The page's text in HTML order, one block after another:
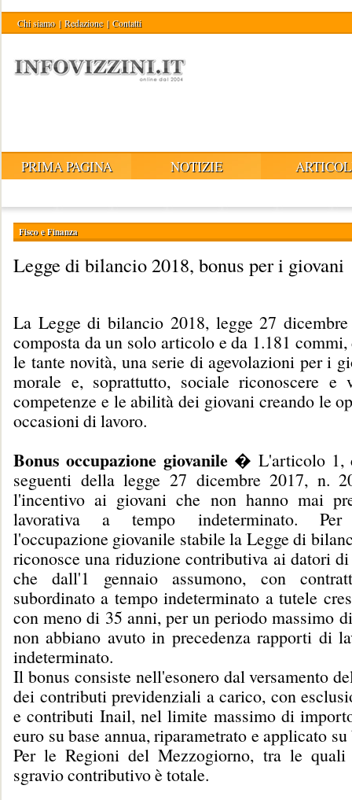
Chi siamo | Redazione | Contatti
PRIMA PAGINA NOTIZIE
Fisco e Finanza
Legge di bilancio 2018, bonus per i giovani
La Legge di bilancio 2018, legge 27
composta da un solo articolo e da 1.181
le tante novità, una serie di agevolazioni per i
morale e, soprattutto, sociale riconoscere e
competenze e le abilità dei giovani creando le
occasioni di lavoro.
Bonus occupazione giovanile� L'articolo 1,
seguenti della legge 27 dicembre 2017, n.
l'incentivo ai giovani che non hanno mai
lavorativa a tempo indeterminato. Per
l'occupazione giovanile stabile la Legge di
riconosce una riduzione contributiva ai datori
che dall'1 gennaio assumono, con
subordinato a tempo indeterminato a tutele
con meno di 35 anni, per un periodo massimo
non abbiano avuto in precedenza rapporti di
indeterminato.
Il bonus consiste nell'esonero dal versamento
dei contributi previdenziali a carico, con
e contributi Inail, nel limite massimo di
euro su base annua, riparametrato e applicato
Per le Regioni del Mezzogiorno, tra le
sgravio contributivo è totale.